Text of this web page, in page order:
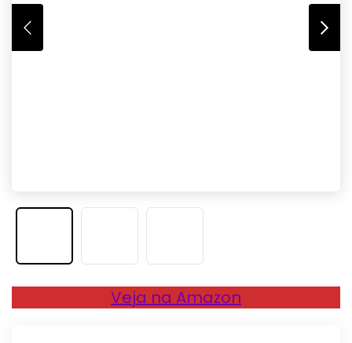
Veja na Amazon